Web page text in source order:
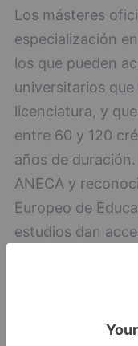
Los másteres
especialización
los que pueden
universitarios
licenciatura, y
entre 60 y 120
años de
ANECA y
Europeo de
estudios dan